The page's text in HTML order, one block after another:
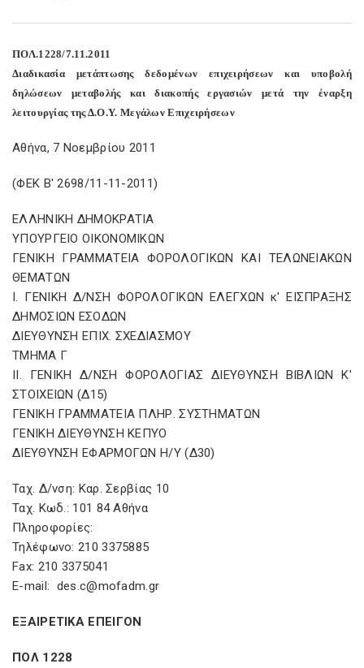
ΠΟΛ.1228/7.11.2011
Διαδικασία μετάπτωσης δεδομένων επιχειρήσεων και υποβολή
δηλώσεων μεταβολής και διακοπής εργασιών μετά την έναρξη
λειτουργίας της Δ.Ο.Υ. Μεγάλων Επιχειρήσεων
Αθήνα, 7 Νοεμβρίου 2011
(ΦΕΚ Β' 2698/11-11-2011)
ΕΛΛΗΝΙΚΗ ΔΗΜΟΚΡΑΤΙΑ
ΥΠΟΥΡΓΕΙΟ ΟΙΚΟΝΟΜΙΚΩΝ
ΓΕΝΙΚΗ ΓΡΑΜΜΑΤΕΙΑ ΦΟΡΟΛΟΓΙΚΩΝ ΚΑΙ ΤΕΛΩΝΕΙΑΚΩΝ
ΘEMΑΤΩΝ
I. ΓΕΝΙΚΗ Δ/ΝΣΗ ΦΟΡΟΛΟΓΙΚΩΝ ΕΛΕΓΧΩΝ κ' ΕΙΣΠΡΑΞΗΣ
ΔΗΜΟΣΙΩΝ ΕΣΟΔΩΝ
ΔΙΕΥΘΥΝΣΗ ΕΠΙΧ. ΣΧΕΔΙΑΣΜΟΥ
ΤΜΗΜΑ Γ
II. ΓΕΝΙΚΗ Δ/ΝΣΗ ΦΟΡΟΛΟΓΙΑΣ ΔΙΕΥΘΥΝΣΗ ΒΙΒΛΙΩΝ Κ'
ΣΤΟΙΧΕΙΩΝ (Δ15)
ΓΕΝΙΚΗ ΓΡΑΜΜΑΤΕΙΑ ΠΛΗΡ. ΣΥΣΤΗΜΑΤΩΝ
ΓΕΝΙΚΗ ΔΙΕΥΘΥΝΣΗ ΚΕΠΥΟ
ΔΙΕΥΘΥΝΣΗ ΕΦΑΡΜΟΓΩΝ Η/Υ (Δ30)
Ταχ. Δ/νση: Καρ. Σερβίας 10
Ταχ. Κωδ.: 101 84 Αθήνα
Πληροφορίες:
Τηλέφωνο: 210 3375885
Fax: 210 3375041
E-mail: des.c@mofadm.gr
ΕΞΑΙΡΕΤΙΚΑ ΕΠΕΙΓΟΝ
ΠΟΛ 1228